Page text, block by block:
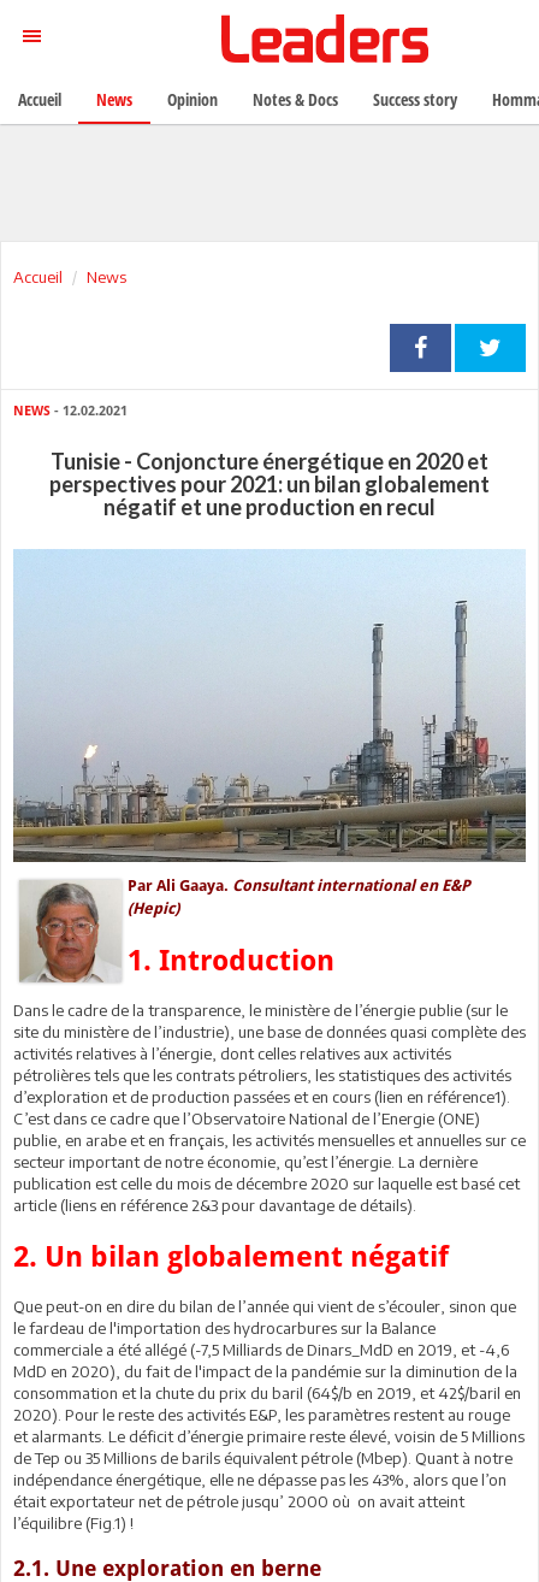
Accueil News
NEWS - 12.02.2021
Tunisie - Conjoncture énergétique en 2020 et
perspectives pour 2021: un bilan globalement
négatif et une production en recul
Par Ali Gaaya. Consultant international en E&P
(Hepic)
1. Introduction
Dans le cadre de la transparence, le ministère de l’énergie publie (sur le
site du ministère de l’industrie), une base de données quasi complète des
activités relatives à l’énergie, dont celles relatives aux activités
pétrolières tels que les contrats pétroliers, les statistiques des activités
d’exploration et de production passées et en cours (lien en référence1).
C’est dans ce cadre que l’Observatoire National de l’Energie (ONE)
publie, en arabe et en français, les activités mensuelles et annuelles sur ce
secteur important de notre économie, qu’est l’énergie. La dernière
publication est celle du mois de décembre 2020 sur laquelle est basé cet
article (liens en référence 2&3 pour davantage de détails).
2. Un bilan globalement négatif
Que peut-on en dire du bilan de l’année qui vient de s’écouler, sinon que
le fardeau de l'importation des hydrocarbures sur la Balance
commerciale a été allégé (-7,5 Milliards de Dinars_MdD en 2019, et -4,6
MdD en 2020), du fait de l'impact de la pandémie sur la diminution de la
consommation et la chute du prix du baril (64$/b en 2019, et 42$/baril en
2020). Pour le reste des activités E&P, les paramètres restent au rouge
et alarmants. Le déficit d’énergie primaire reste élevé, voisin de 5 Millions
de Tep ou 35 Millions de barils équivalent pétrole (Mbep). Quant à notre
indépendance énergétique, elle ne dépasse pas les 43%, alors que l’on
était exportateur net de pétrole jusqu’ 2000 où on avait atteint
l’équilibre (Fig.1) !
2.1. Une exploration en berne
Accueil News Opinion Notes & Docs Success story